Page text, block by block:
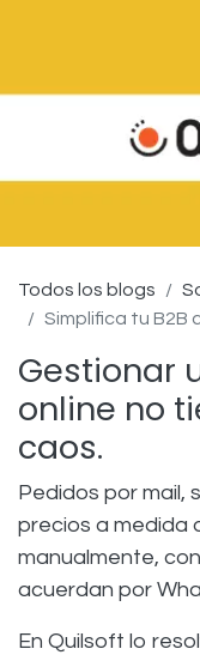
Todos los blogs
Simplifica tu B2B
Gestionar
online no
caos.
Pedidos por mail,
precios a medida
manualmente,
acuerdan por
En Quilsoft lo